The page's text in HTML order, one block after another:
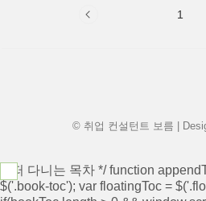
209시간이 됩니다
1
© 취업 컨설턴트 보름 |
/* 떠 다니는 목차 */ function
$('.book-toc'); var floatingToc =